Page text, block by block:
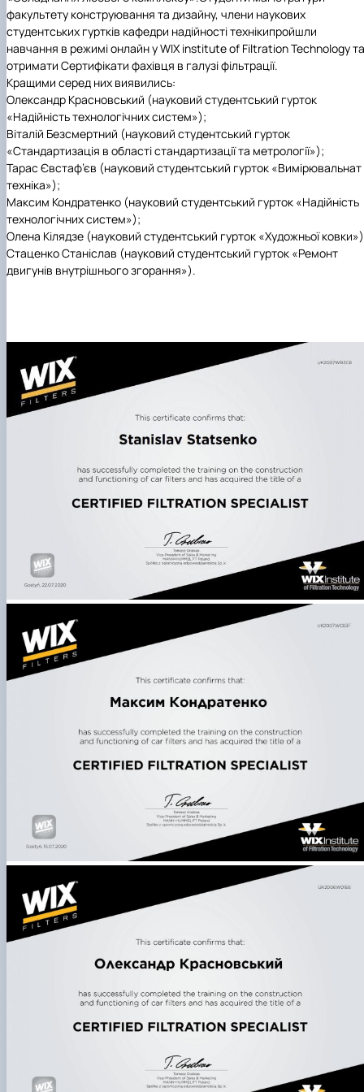
Іноземні мови
Працевлаштування
Їдальні та буфети
Студентські квитки
Центр вивчення мов
Психологічна підтримка
Інклюзивне середовище
Рада молодих вчених
Наукові школи
Стартап школа НУБіП України
Методичні рекомендації, пам'ятки
Форми документів
Патентно-ліцензійна діяльність
ЦКНО «Агропромисловий комплекс, лісове і
садово-паркове господарство, ветеринарна
медицина»
Обладнання НУБіП України
Біоетична комісія
Наукові видання
Досліднику та автору
Звіт про проведення НТЗ
Наукові журнали НУБіП України
Наукові журнали НУБіП України (English)
Пам'ятка про проведення науково-
заходів
Порядок планування та організації
проведення НТЗ
Монографії
Наука для бізнесу
Каталог наукових послуг
«SEB-2024»
«SEB-2025»
Наглядова рада
Рада роботодавців
Благодійний фонд «Голосіївська ініціатива
2020»
Історія університету
Видатні випускники та працівники
Звіт ректора
Пам'яті захисників України
Почесні доктори і професори НУБіП України
Пресслужба
Університетський кур'єр
Вибори ректора
Програма розвитку університету
ініціатива – 2025»
Доступ до публічної інформації
Державні закупівлі
Офіційна символіка
Антикорупційні заходи
Уповноважена особа з питань запобігання
виявлення корупції
Положення про антикорупційного
уповноваженого НУБіП України
Національні нормативно-правові акти
Нормативно-правові акти НУБіП України
Методичні роз’яснення НАЗК
Антикорупційні заходи
Гендерна радниця
Контактна інформація
факультету конструювання та дизайну, члени наукових
студентських гуртків кафедри надійності технікипройшли
навчання в режимі онлайн уWIX institute of Filtration Technologyта
отримати Сертифікати фахівця в галузі фільтрації.
Кращими серед них виявились:
Олександр Красновський (науковий студентський гурток
«Надійність технологічних систем»);
Віталій Безсмертний (науковий студентський гурток
«Стандартизація в області стандартизації та метрології»);
Тарас Євстаф’єв (науковий студентський гурток «Вимірювальнат
техніка»);
Максим Кондратенко (науковий студентський гурток «Надійність
технологічних систем»);
Олена Кілядзе (науковий студентський гурток «Художньої ковки»
Стаценко Станіслав (науковий студентський гурток «Ремонт
двигунів внутрішнього згорання»).